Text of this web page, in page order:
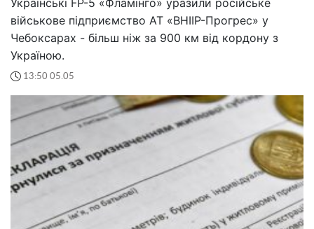
Українські FP-5 «Фламінго» уразили російське
військове підприємство АТ «ВНІІР-Прогрес» у
Чебоксарах - більш ніж за 900 км від кордону з
Україною.
13:50 05.05